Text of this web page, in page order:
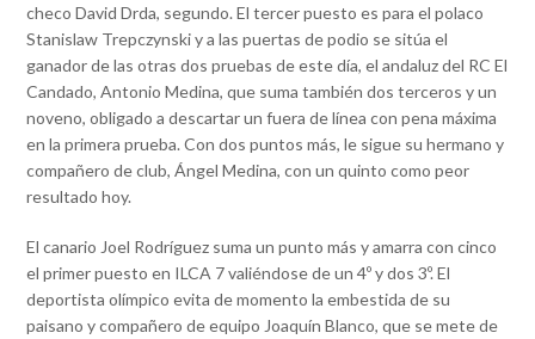
checo David Drda, segundo. El tercer puesto es para el polaco
Stanislaw Trepczynski y a las puertas de podio se sitúa el
ganador de las otras dos pruebas de este día, el andaluz del RC El
Candado, Antonio Medina, que suma también dos terceros y un
noveno, obligado a descartar un fuera de línea con pena máxima
en la primera prueba. Con dos puntos más, le sigue su hermano y
compañero de club, Ángel Medina, con un quinto como peor
resultado hoy.
El canario Joel Rodríguez suma un punto más y amarra con cinco
el primer puesto en ILCA 7 valiéndose de un 4º y dos 3º. El
deportista olímpico evita de momento la embestida de su
paisano y compañero de equipo Joaquín Blanco, que se mete de